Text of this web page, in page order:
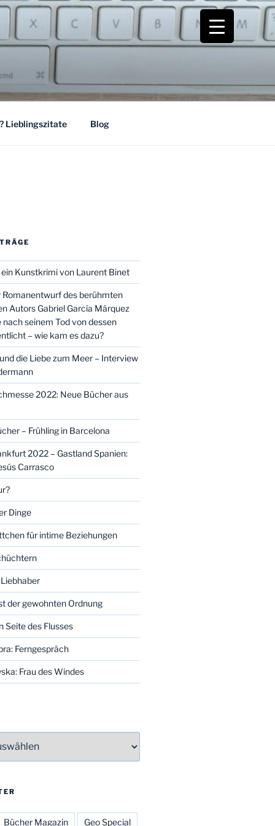
Lieblingszitate Blog
Kunstkrimi von Laurent Binet
des berühmten
Autors Gabriel García Márquez
nach seinem Tod von dessen
– wie kam es dazu?
die Liebe zum Meer – Interview
2022: Neue Bücher aus
– Frühling in Barcelona
2022 – Gastland Spanien:
Carrasco
Dinge
für intime Beziehungen
der gewohnten Ordnung
Seite des Flusses
Ferngespräch
Frau des Windes
Bücher Magazin Geo Special